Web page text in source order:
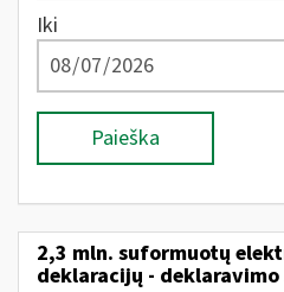
Iki
Paieška
2,3 mln. suformuotų
deklaracijų -